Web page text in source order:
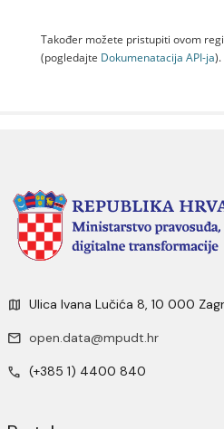
Također možete pristupiti ovom
(pogledajte Dokumenаtаcijа API-jа).